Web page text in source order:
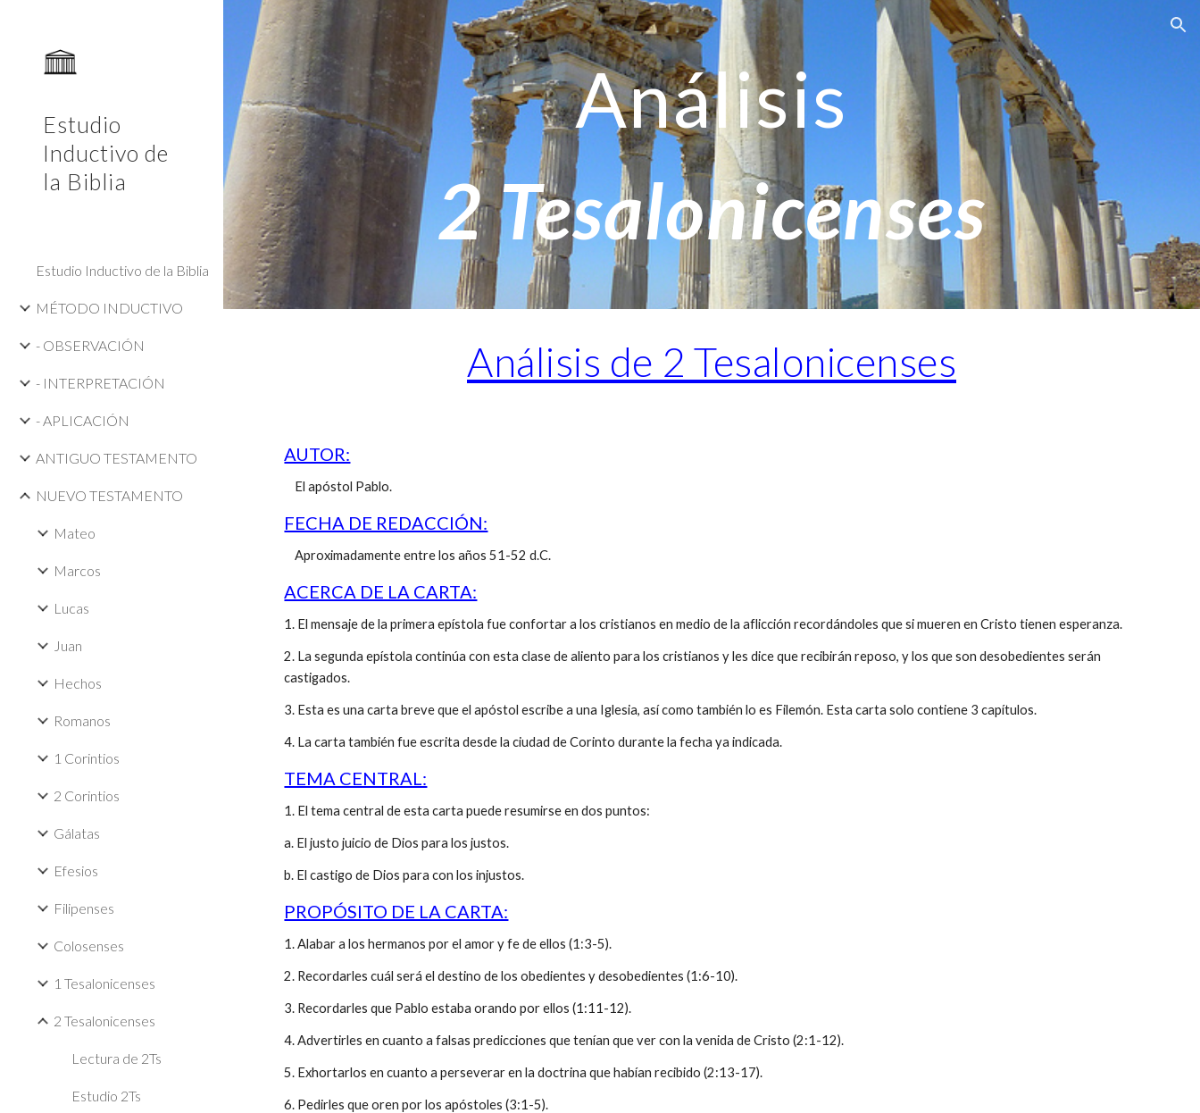
Skip to main content Skip to navigation
Estudio
Inductivo de
la Biblia
Estudio Inductivo de la Biblia
MÉTODO INDUCTIVO
- OBSERVACIÓN
- INTERPRETACIÓN
- APLICACIÓN
ANTIGUO TESTAMENTO
NUEVO TESTAMENTO
Mateo
Marcos
Lucas
Juan
Hechos
Romanos
1 Corintios
2 Corintios
Gálatas
Efesios
Filipenses
Colosenses
1 Tesalonicenses
2 Tesalonicenses
Lectura de 2Ts
Estudio 2Ts
Análisis
2 Tesalonicenses
Análisis de 2 Tesalonicenses
AUTOR:
El apóstol Pablo.
FECHA DE REDACCIÓN:
Aproximadamente entre los años 51-52 d.C.
ACERCA DE LA CARTA:
1. El mensaje de la primera epístola fue confortar a los cristianos en medio de la aflicción recordándoles que si mueren en Cristo tienen esperanza.
2. La segunda epístola continúa con esta clase de aliento para los cristianos y les dice que recibirán reposo, y los que son desobedientes serán
castigados.
3. Esta es una carta breve que el apóstol escribe a una Iglesia, así como también lo es Filemón. Esta carta solo contiene 3 capítulos.
4. La carta también fue escrita desde la ciudad de Corinto durante la fecha ya indicada.
TEMA CENTRAL:
1. El tema central de esta carta puede resumirse en dos puntos:
a. El justo juicio de Dios para los justos.
b. El castigo de Dios para con los injustos.
PROPÓSITO DE LA CARTA:
1. Alabar a los hermanos por el amor y fe de ellos (1:3-5).
2. Recordarles cuál será el destino de los obedientes y desobedientes (1:6-10).
3. Recordarles que Pablo estaba orando por ellos (1:11-12).
4. Advertirles en cuanto a falsas predicciones que tenían que ver con la venida de Cristo (2:1-12).
5. Exhortarlos en cuanto a perseverar en la doctrina que habían recibido (2:13-17).
6. Pedirles que oren por los apóstoles (3:1-5).